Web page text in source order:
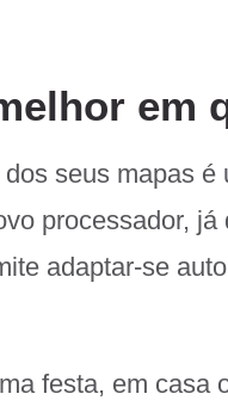
em
seus mapas
processador, já
adaptar-se
festa, em casa